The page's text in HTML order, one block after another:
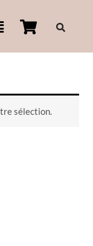
sélection.